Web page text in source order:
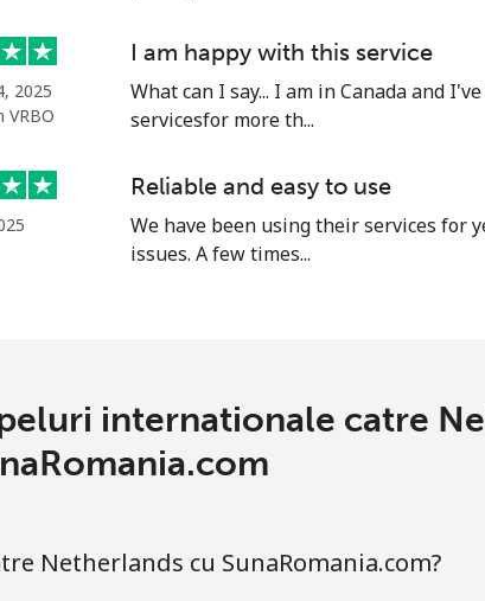
15 min pentru ⁦$10⁩
33 min pentru ⁦$10⁩
43 min pentru ⁦$10⁩
2025
VRBO
I am happy with this service
What can I say... I am in Canada and
servicesfor more th...
Reliable and easy to use
We have been using their services for
issues. A few times...
internationale catre
Netherlands cu SunaRomania.com?